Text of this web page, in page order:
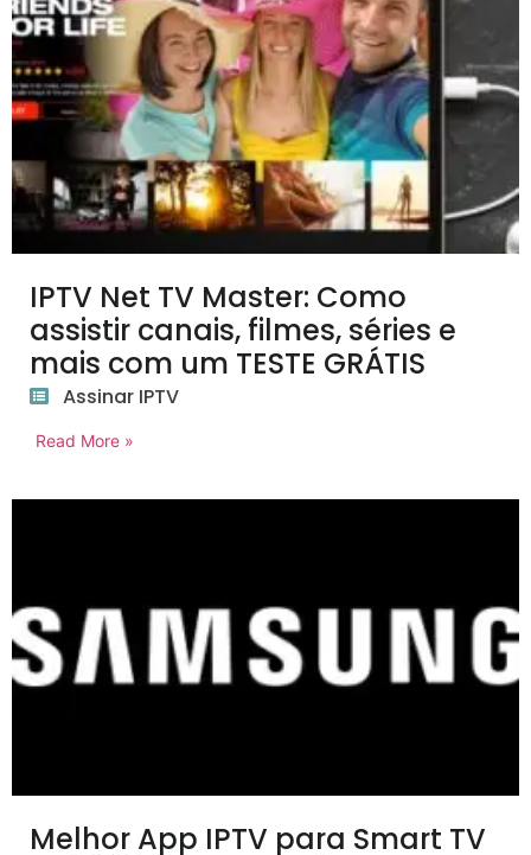
IPTV Net TV Master: Como
assistir canais, filmes, séries e
mais com um TESTE GRÁTIS
Assinar IPTV
Read More »
Melhor App IPTV para Smart TV